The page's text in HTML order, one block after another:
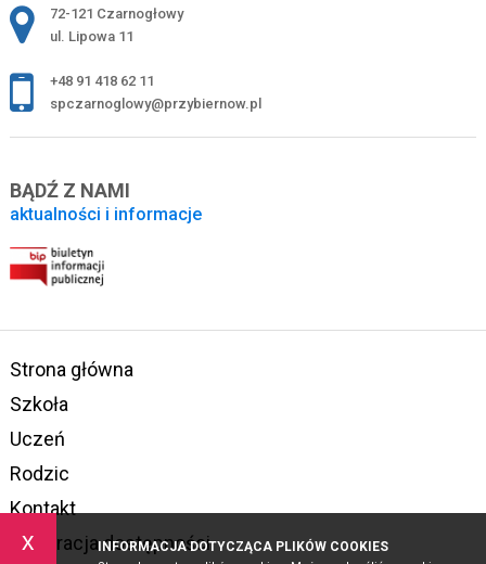
x INFORMACJA DOTYCZĄCA PLIKÓW COOKIES
Adres pocztowy:
72-121 Czarnogłowy
ul. Lipowa 11
+48 91 418 62 11
spczarnoglowy@przybiernow.pl
BĄDŹ Z NAMI
aktualności i informacje
Strona główna
Szkoła
Uczeń
Rodzic
Kontakt
Deklaracja dostępności